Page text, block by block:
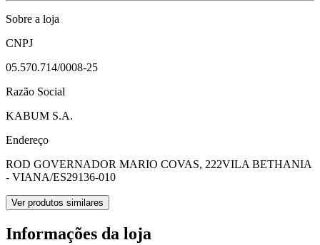
Sobre a loja
CNPJ
05.570.714/0008-25
Razão Social
KABUM S.A.
Endereço
ROD GOVERNADOR MARIO COVAS, 222VILA BETHANIA
- VIANA/ES29136-010
Ver produtos similares
Informações da loja